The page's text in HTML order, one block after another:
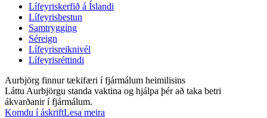
Lífeyriskerfið á Íslandi
Lífeyrisbestun
Samtrygging
Séreign
Lífeyrisreiknivél
Lífeyrisréttindi
Aurbjörg finnur tækifæri í fjármálum heimilisins
Láttu Aurbjörgu standa vaktina og hjálpa þér að taka betri
ákvarðanir í fjármálum.
Komdu í áskriftLesa meira